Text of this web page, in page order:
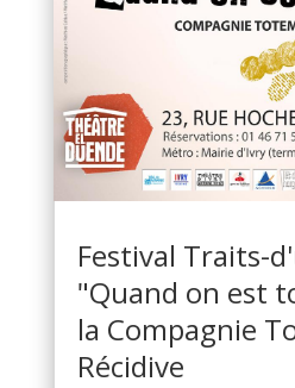
Festival Traits-
"Quand on est
la Compagnie
Récidive